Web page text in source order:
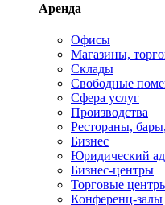
Аренда
Офисы
Магазины,
Склады
Свободные
Сфера услуг
Производства
Рестораны,
Бизнес
Юридический
Бизнес-центры
Торговые
Конференц-залы